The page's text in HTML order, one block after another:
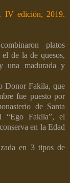
IV edición, 2019.
platos
de la de quesos,
una madurada y
Donor Fakila, que
fue puesto por
de Santa
“Ego Fakila”, el
en la Edad
en 3 tipos de